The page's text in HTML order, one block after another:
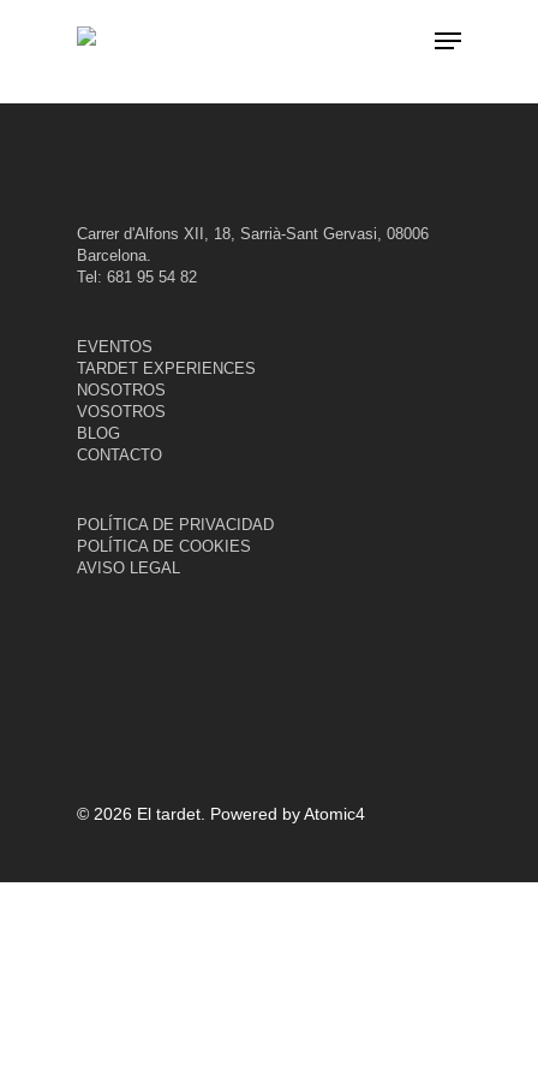
Menu
Carrer d'Alfons XII, 18, Sarrià-Sant Gervasi, 08006
Barcelona.
Tel: 681 95 54 82
EVENTOS
TARDET EXPERIENCES
NOSOTROS
VOSOTROS
BLOG
CONTACTO
POLÍTICA DE PRIVACIDAD
POLÍTICA DE COOKIES
AVISO LEGAL
© 2026 El tardet. Powered byAtomic4